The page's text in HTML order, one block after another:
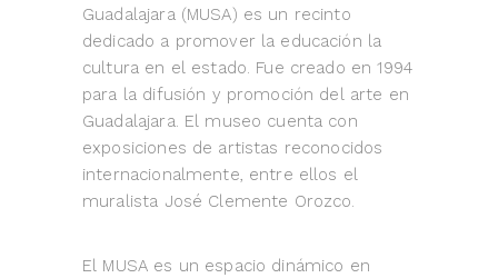
Guadalajara (MUSA) es un recinto
dedicado a promover la educación la
cultura en el estado. Fue creado en 1994
para la difusión y promoción del arte en
Guadalajara. El museo cuenta con
exposiciones de artistas reconocidos
internacionalmente, entre ellos el
muralista José Clemente Orozco.
El MUSA es un espacio dinámico en